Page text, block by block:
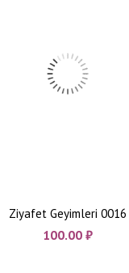
Ziyafet Geyimleri 0016
100.00 ₼